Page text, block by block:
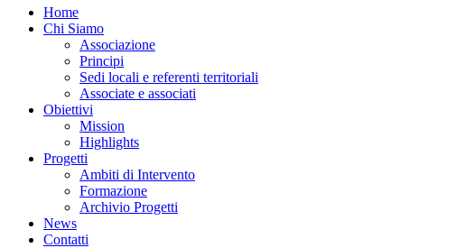
Home
Chi Siamo
Associazione
Principi
Sedi locali e referenti territoriali
Associate e associati
Obiettivi
Mission
Highlights
Progetti
Ambiti di Intervento
Formazione
Archivio Progetti
News
Contatti